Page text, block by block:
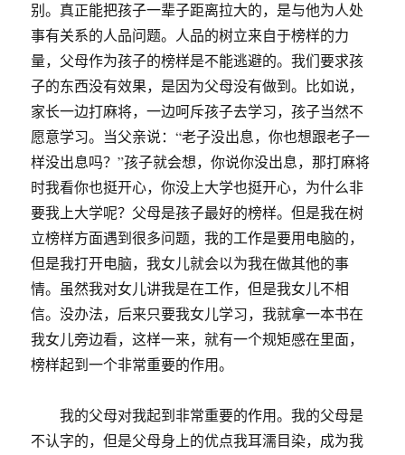
别。真正能把孩子一辈子距离拉大的，是与他为人处
事有关系的人品问题。人品的树立来自于榜样的力
量，父母作为孩子的榜样是不能逃避的。我们要求孩
子的东西没有效果，是因为父母没有做到。比如说，
家长一边打麻将，一边呵斥孩子去学习，孩子当然不
愿意学习。当父亲说：“老子没出息，你也想跟老子一
样没出息吗？”孩子就会想，你说你没出息，那打麻将
时我看你也挺开心，你没上大学也挺开心，为什么非
要我上大学呢？父母是孩子最好的榜样。但是我在树
立榜样方面遇到很多问题，我的工作是要用电脑的，
但是我打开电脑，我女儿就会以为我在做其他的事
情。虽然我对女儿讲我是在工作，但是我女儿不相
信。没办法，后来只要我女儿学习，我就拿一本书在
我女儿旁边看，这样一来，就有一个规矩感在里面，
榜样起到一个非常重要的作用。
我的父母对我起到非常重要的作用。我的父母是
不认字的，但是父母身上的优点我耳濡目染，成为我